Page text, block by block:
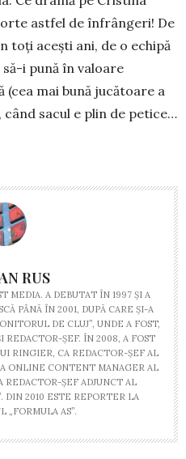
astfel de înfrân­geri! De
toți acești ani, de o echipă
i pună în valoare
mai bună jucătoare a
sacul e plin de petice…
RUS
MEDIA. A DEBUTAT ÎN 1997 ŞI A
PÂNĂ ÎN 2001, DUPĂ CARE ŞI-A
DE CLUJ”, UNDE A FOST,
REDACTOR-ŞEF. ÎN 2008, A FOST
RINGIER, CA REDACTOR-ŞEF AL
ONLINE CONTENT MANAGER AL
REDACTOR-ŞEF ADJUNCT AL
DIN 2010 ESTE REPORTER LA
„FORMULA AS”.